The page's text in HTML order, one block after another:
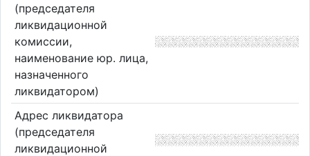
(председателя
ликвидационной
комиссии,
наименование юр. лица,
назначенного
ликвидатором)
Адрес ликвидатора
(председателя
ликвидационной